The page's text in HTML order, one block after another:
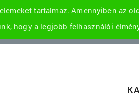
tartalmaz. Amennyiben az
hogy a legjobb felhasználói